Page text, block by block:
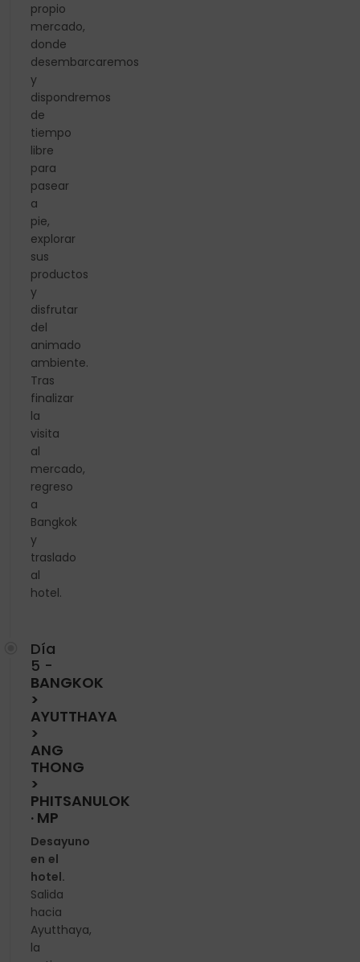
propio
mercado,
donde
desembarcaremos
y
dispondremos
de
tiempo
libre
para
pasear
a
pie,
explorar
sus
productos
y
disfrutar
del
animado
ambiente.
Tras
finalizar
la
visita
al
mercado,
regreso
a
Bangkok
y
traslado
al
hotel.
Día
5 -
BANGKOK
>
AYUTTHAYA
>
ANG
THONG
>
PHITSANULOK
· MP
Desayuno
en el
hotel.
Salida
hacia
Ayutthaya,
la